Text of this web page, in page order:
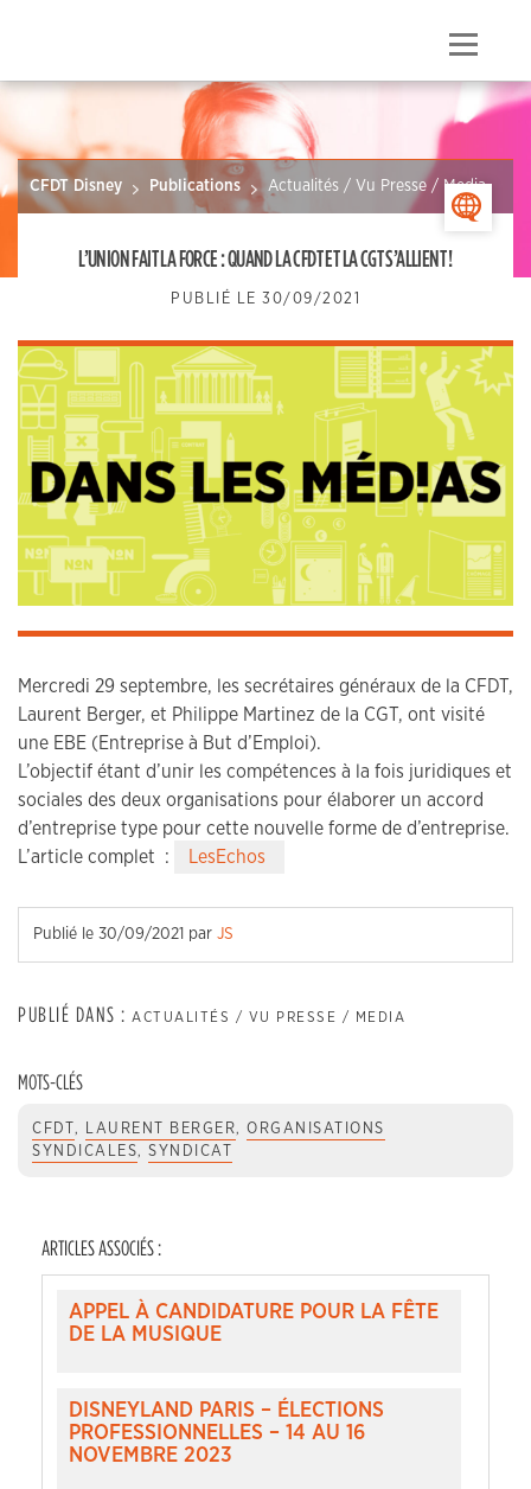
Menu
CFDT Disney Publications Actualités / Vu Presse / Media
L’UNION FAIT LA FORCE : QUAND LA CFDT ET LA CGT S’ALLIENT !
PUBLIÉ LE 30/09/2021
Mercredi 29 septembre, les secrétaires généraux de la CFDT,
Laurent Berger, et Philippe Martinez de la CGT, ont visité
une EBE (Entreprise à But d’Emploi).
L’objectif étant d’unir les compétences à la fois juridiques et
sociales des deux organisations pour élaborer un accord
d’entreprise type pour cette nouvelle forme de d’entreprise.
L’article complet :
LesEchos
Publié le 30/09/2021 par JS
PUBLIÉ DANS : ACTUALITÉS / VU PRESSE / MEDIA
MOTS-CLÉS
CFDT , LAURENT BERGER, ORGANISATIONS
SYNDICALES, SYNDICAT
ARTICLES ASSOCIÉS :
APPEL À CANDIDATURE POUR LA FÊTE
DE LA MUSIQUE
DISNEYLAND PARIS – ÉLECTIONS
PROFESSIONNELLES – 14 AU 16
NOVEMBRE 2023